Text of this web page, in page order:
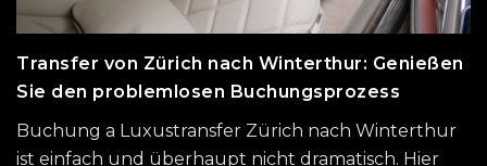
Transfer von Zürich nach Winterthur: Genießen
Sie den problemlosen Buchungsprozess
Buchung a Luxustransfer Zürich nach Winterthur
ist einfach und überhaupt nicht dramatisch. Hier